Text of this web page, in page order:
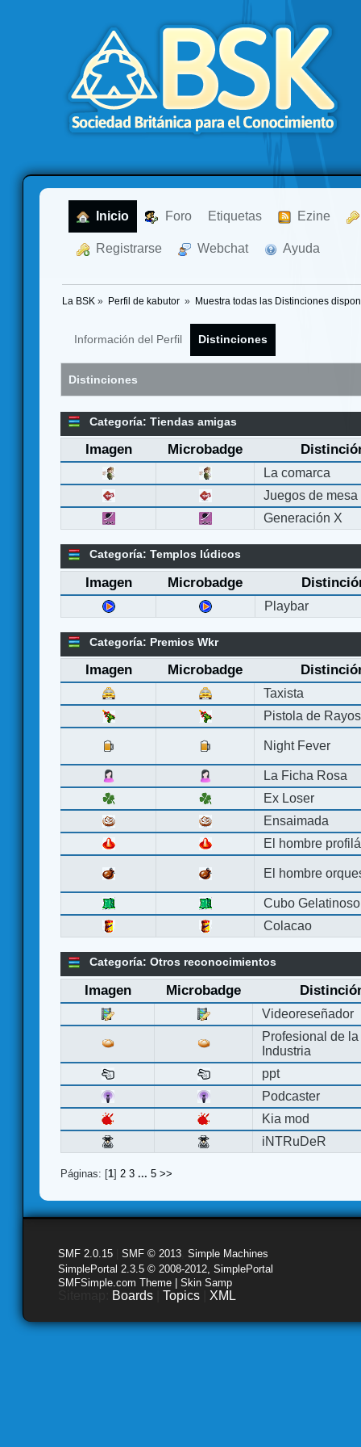
Inicio Foro Etiquetas Ezine
Registrarse Webchat Ayuda
La BSK » Perfil de kabutor » Muestra todas las Distinciones
Información del Perfil Distinciones
Distinciones
Categoría: Tiendas amigas
Imagen Microbadge
La comarca
Juegos de mesa
Generación X
Categoría: Templos lúdicos
Imagen Microbadge
Playbar
Categoría: Premios Wkr
Imagen Microbadge
Taxista
Pistola de Rayos
Night Fever
La Ficha Rosa
Ex Loser
Ensaimada
El hombre
El hombre
Cubo Gelatinoso
Colacao
Categoría: Otros reconocimientos
Imagen Microbadge
Videoreseñador
Profesional de la
Industria
ppt
Podcaster
Kia mod
iNTRuDeR
Páginas: [1] 2 3 ... 5 >>
SMF 2.0.15 SMF © 2013 Simple Machines
SimplePortal 2.3.5 © 2008-2012, SimplePortal
SMFSimple.com Theme | Skin Samp
Boards Topics XML